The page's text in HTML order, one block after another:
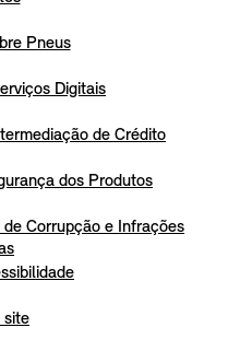
Pneus
Digitais
de Crédito
dos Produtos
Corrupção e Infrações
site